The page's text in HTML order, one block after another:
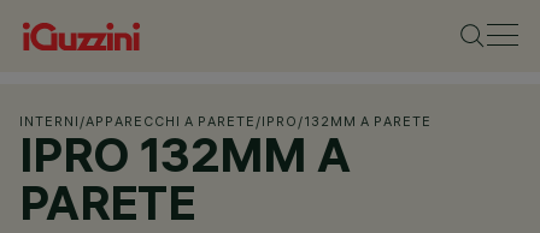
INTERNI /APPARECCHI A PARETE /IPRO /132MM A PARETE
IPRO 132MM A
PARETE